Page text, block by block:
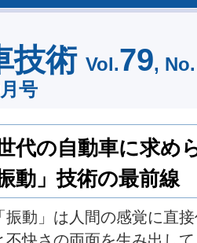
技術 Vol.79, No.
号
代の自動車に求め
振動」技術の最前線
振動」は人間の感覚に直